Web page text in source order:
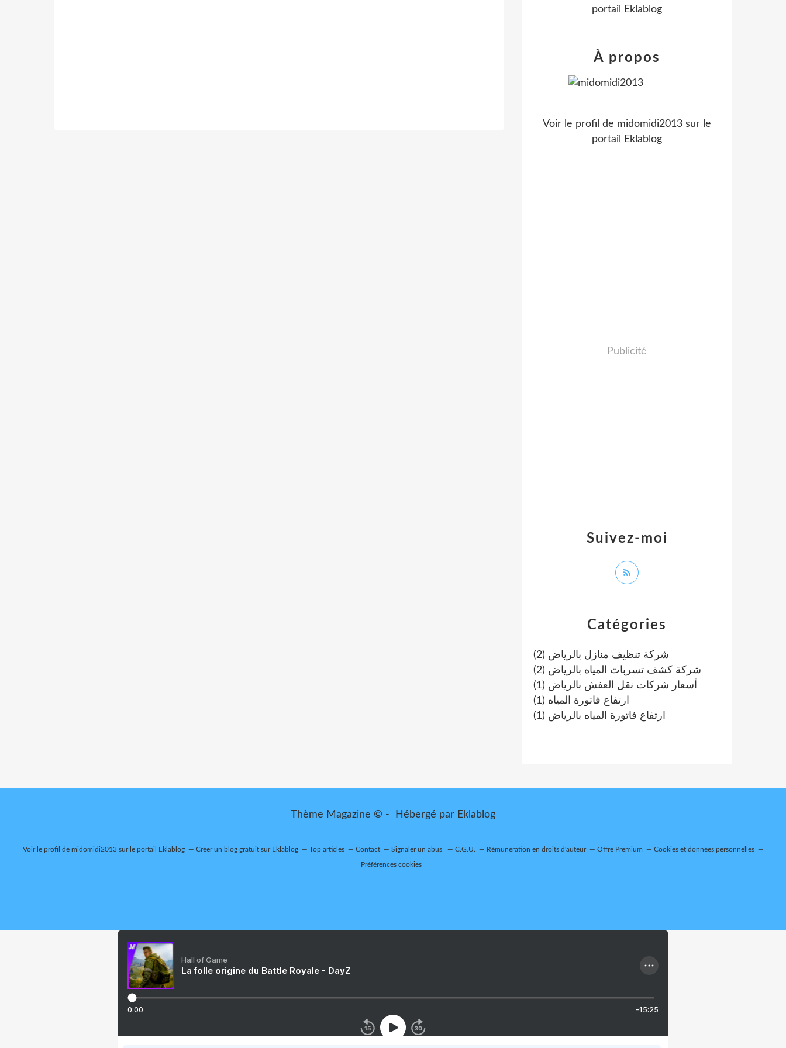
Catégories
شركة تنظيف منازل بالرياض (2)
شركة كشف تسربات المياه بالرياض (2)
أسعار شركات نقل العفش بالرياض (1)
ارتفاع فاتورة المياه (1)
ارتفاع فاتورة المياه بالرياض (1)
portail Eklablog
Suivez-moi
À propos
Voir le profil de midomidi2013 sur le
portail Eklablog
Publicité
Thème Magazine © - Hébergé par Eklablog
Voir le profil de midomidi2013sur le portail Eklablog Créer un blog gratuit sur Eklablog Top articles Contact Signaler un abus C.G.U. Rémunération en droits d'auteur Offre Premium Cookies et données personnelles
Préférences cookies
Hall of Game
La folle origine du Battle Royale - DayZ
0:00 -15:25